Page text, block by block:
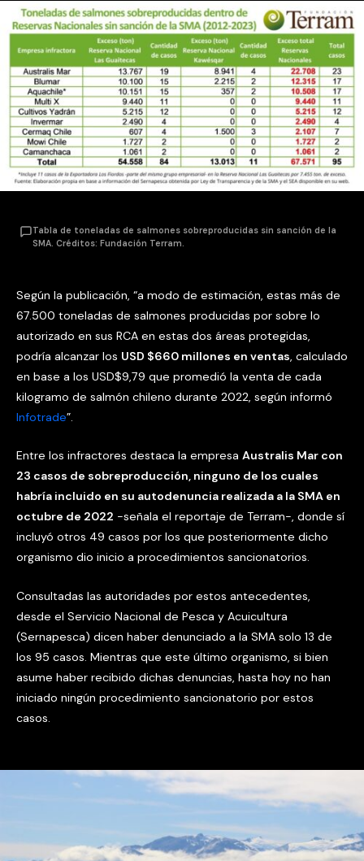
Tabla de toneladas de salmones sobreproducidas sin sanción de la
SMA. Créditos: Fundación Terram.
Según la publicación, “a modo de estimación, estas más de
67.500 toneladas de salmones producidas por sobre lo
autorizado en sus RCA en estas dos áreas protegidas,
podría alcanzar los USD $660 millones en ventas , calculado
en base a los USD$9,79 que promedió la venta de cada
kilogramo de salmón chileno durante 2022, según informó
Infotrade”.
Entre los infractores destaca la empresa Australis Mar con
23 casos de sobreproducción, ninguno de los cuales
habría incluido en su autodenuncia realizada a la SMA en
octubre de 2022 -señala el reportaje de Terram-, donde sí
incluyó otros 49 casos por los que posteriormente dicho
organismo dio inicio a procedimientos sancionatorios.
Consultadas las autoridades por estos antecedentes,
desde el Servicio Nacional de Pesca y Acuicultura
(Sernapesca) dicen haber denunciado a la SMA solo 13 de
los 95 casos. Mientras que este último organismo, si bien
asume haber recibido dichas denuncias, hasta hoy no han
iniciado ningún procedimiento sancionatorio por estos
casos.